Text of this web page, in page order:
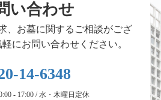
い合わせ
、お墓に関するご相談がござ
にお問い合わせください。
14-6348
- 17:00 / 水・木曜日定休